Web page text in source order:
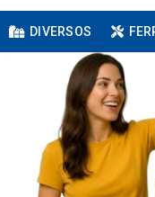
DIVERSOS